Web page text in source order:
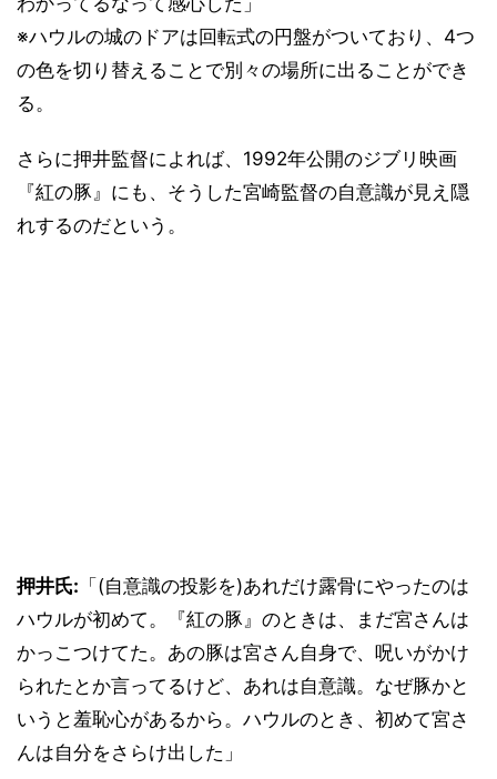
※ハウルの城のドアは回転式の円盤がついており、4つ
の色を切り替えることで別々の場所に出ることができ
る。
さらに押井監督によれば、1992年公開のジブリ映画
『紅の豚』にも、そうした宮崎監督の自意識が見え隠
れするのだという。
押井氏: 「(自意識の投影を)あれだけ露骨にやったのは
ハウルが初めて。『紅の豚』のときは、まだ宮さんは
かっこつけてた。あの豚は宮さん自身で、呪いがかけ
られたとか言ってるけど、あれは自意識。なぜ豚かと
いうと羞恥心があるから。ハウルのとき、初めて宮さ
んは自分をさらけ出した」